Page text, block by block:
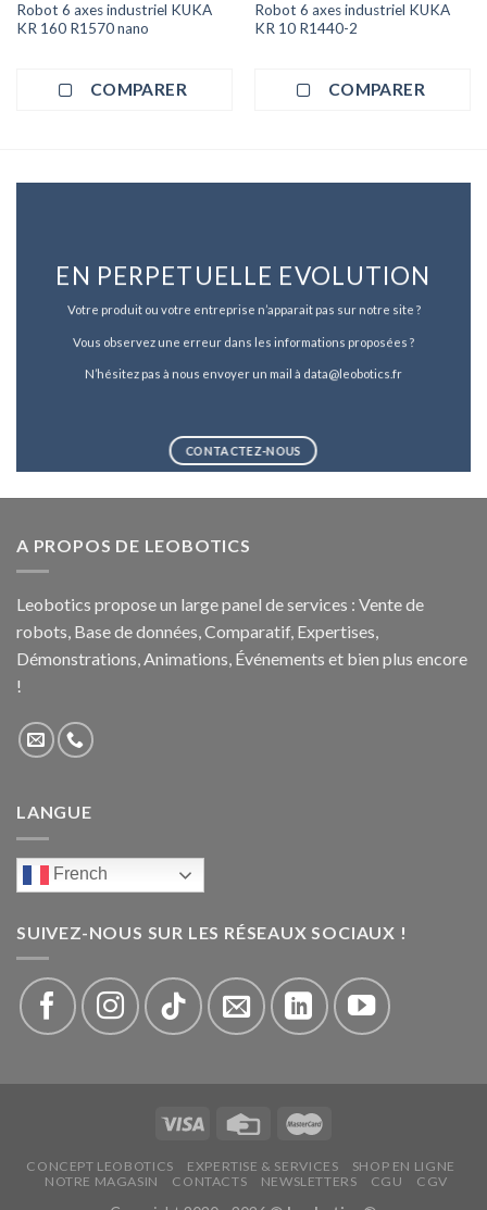
Robot 6 axes industriel KUKA
KR 160 R1570 nano
COMPARER
Robot 6 axes industriel KUKA
KR 10 R1440-2
COMPARER
EN PERPETUELLE EVOLUTION
Votre produit ou votre entreprise n’apparait pas sur notre site ?
Vous observez une erreur dans les informations proposées ?
N’hésitez pas à nous envoyer un mail à data@leobotics.fr
CONTACTEZ-NOUS
A PROPOS DE LEOBOTICS
Leobotics propose un large panel de services : Vente de
robots, Base de données, Comparatif, Expertises,
Démonstrations, Animations, Événements et bien plus encore
!
LANGUE
French
SUIVEZ-NOUS SUR LES RÉSEAUX SOCIAUX !
CONCEPT LEOBOTICS EXPERTISE & SERVICES
SHOP EN LIGNE
NOTRE MAGASIN
CONTACTS NEWSLETTERS CGU CGV